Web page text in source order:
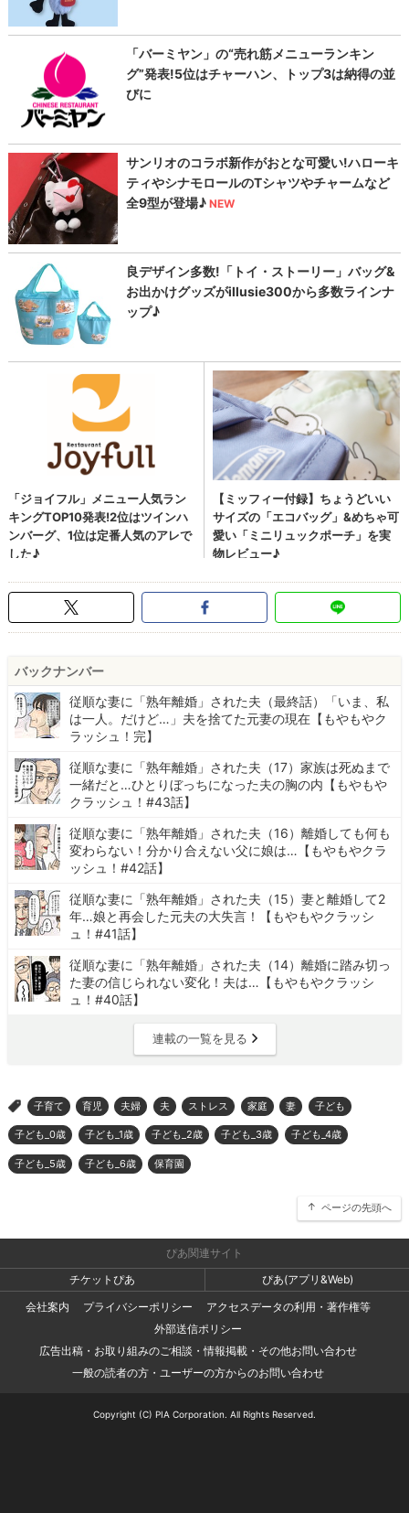
バックナンバー
従順な妻に「熟年離婚」された夫（最終話）「いま、私
は一人。だけど…」夫を捨てた元妻の現在【もやもやク
ラッシュ！完】
従順な妻に「熟年離婚」された夫（17）家族は死ぬまで
一緒だと…ひとりぼっちになった夫の胸の内【もやもや
クラッシュ！#43話】
従順な妻に「熟年離婚」された夫（16）離婚しても何も
変わらない！分かり合えない父に娘は…【もやもやクラ
ッシュ！#42話】
従順な妻に「熟年離婚」された夫（15）妻と離婚して2
年…娘と再会した元夫の大失言！【もやもやクラッシ
ュ！#41話】
従順な妻に「熟年離婚」された夫（14）離婚に踏み切っ
た妻の信じられない変化！夫は…【もやもやクラッシ
ュ！#40話】
連載の一覧を見る
> 子育て 育児 夫婦 夫 ストレス 家庭 妻 子ども
子ども_0歳 子ども_1歳 子ども_2歳 子ども_3歳 子ども_4歳
子ども_5歳 子ども_6歳 保育園
ページの先頭へ
ぴあ関連サイト
チケットぴあ
ぴあ(アプリ&Web)
会社案内
プライバシーポリシー
アクセスデータの利用・著作権等
外部送信ポリシー
広告出稿・お取り組みのご相談・情報掲載・その他お問い合わせ
一般の読者の方・ユーザーの方からのお問い合わせ
Copyright (C) PIA Corporation. All Rights Reserved.